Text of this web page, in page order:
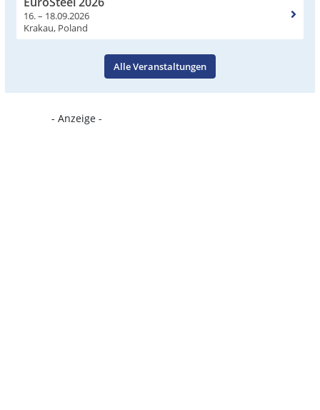
16. – 18.09.2026
Krakau, Poland
Alle Veranstaltungen
- Anzeige -